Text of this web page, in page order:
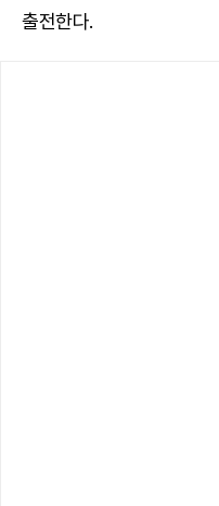
출전한다.